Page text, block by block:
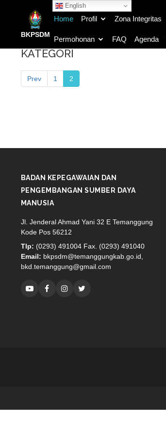
English
BKPSDM
Home Profil Zona Integritas
Permohonan FAQ Agenda
KATEGORI
Prev 1 2
BADAN KEPEGAWAIAN DAN
PENGEMBANGAN SUMBER DAYA
MANUSIA
Jl. Jenderal Ahmad Yani 32 E Temanggung
Kode Pos 56212
Tlp: (0293) 491004 Fax. (0293) 491040
Email: bkpsdm@temanggungkab.go.id,
bkd.temanggung@gmail.com